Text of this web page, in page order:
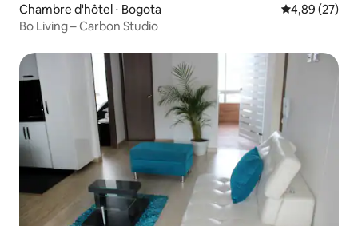
Chambre d'hôtel ⋅ Bogota Évaluation
4,89 (27)
Bo Living – Carbon Studio